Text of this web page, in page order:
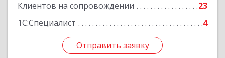
Клиентов на сопровождении
23
1С:Специалист
4
Отправить заявку
Отправить заявку